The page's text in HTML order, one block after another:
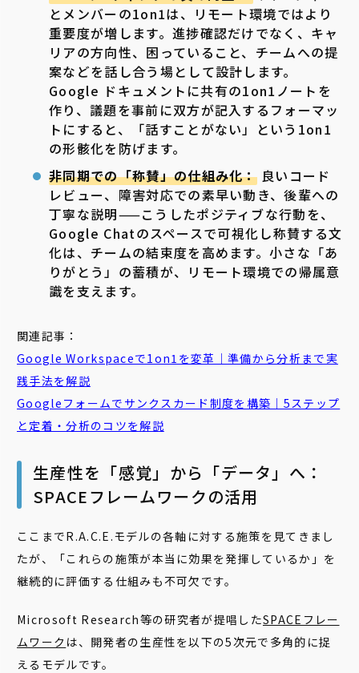
とメンバーの1on1は、リモート環境ではより
重要度が増します。進捗確認だけでなく、キャ
リアの方向性、困っていること、チームへの提
案などを話し合う場として設計します。
Google ドキュメントに共有の1on1ノートを
作り、議題を事前に双方が記入するフォーマッ
トにすると、「話すことがない」という1on1
の形骸化を防げます。
非同期での「称賛」の仕組み化：良いコード
レビュー、障害対応での素早い動き、後輩への
丁寧な説明——こうしたポジティブな行動を、
Google Chatのスペースで可視化し称賛する文
化は、チームの結束度を高めます。小さな「あ
りがとう」の蓄積が、リモート環境での帰属意
識を支えます。
関連記事：
Google Workspaceで1on1を変革｜準備から分析まで実
践手法を解説
Googleフォームでサンクスカード制度を構築｜5ステップ
と定着・分析のコツを解説
生産性を「感覚」から「データ」へ：
SPACEフレームワークの活用
ここまでR.A.C.E.モデルの各軸に対する施策を見てきまし
たが、「これらの施策が本当に効果を発揮しているか」を
継続的に評価する仕組みも不可欠です。
Microsoft Research等の研究者が提唱したSPACEフレー
ムワーク は、開発者の生産性を以下の5次元で多角的に捉
えるモデルです。